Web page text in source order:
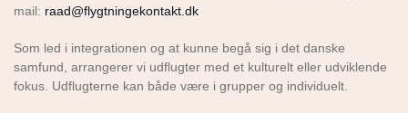
mail: raad@flygtningekontakt.dk
Som led i integrationen og at kunne begå sig i det danske
samfund, arrangerer vi udflugter med et kulturelt eller udviklende
fokus. Udflugterne kan både være i grupper og individuelt.